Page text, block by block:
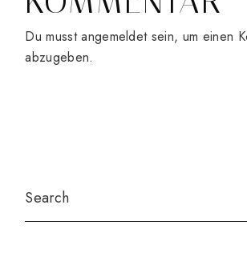
Du musstangemeldetsein, um einen
abzugeben.